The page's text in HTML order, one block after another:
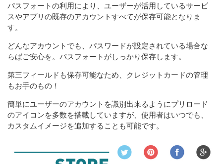
パスフォートの利用により、ユーザーが活用しているサービ
スやアプリの既存のアカウントすべてが保存可能となりま
す。
どんなアカウントでも、パスワードが設定されている場合な
らばご安心を。パスフォートがしっかり保存します。
第三フィールドも保存可能なため、クレジットカードの管理
もお手のもの！
簡単にユーザーのアカウントを識別出来るようにプリロード
のアイコンを多数を搭載していますが、使用者はいつでも、
カスタムイメージを追加することも可能です。